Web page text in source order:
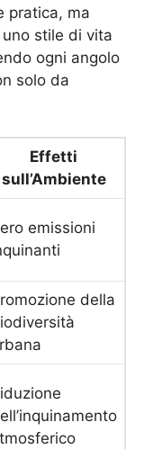
pratica, ma
stile di vita
ogni angolo
solo da
Effetti
sull’Ambiente
emissioni
della